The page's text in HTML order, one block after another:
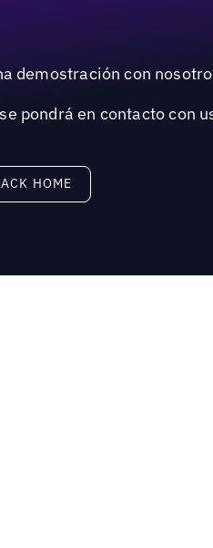
demostración con
pondrá en contacto con
HOMEHOME